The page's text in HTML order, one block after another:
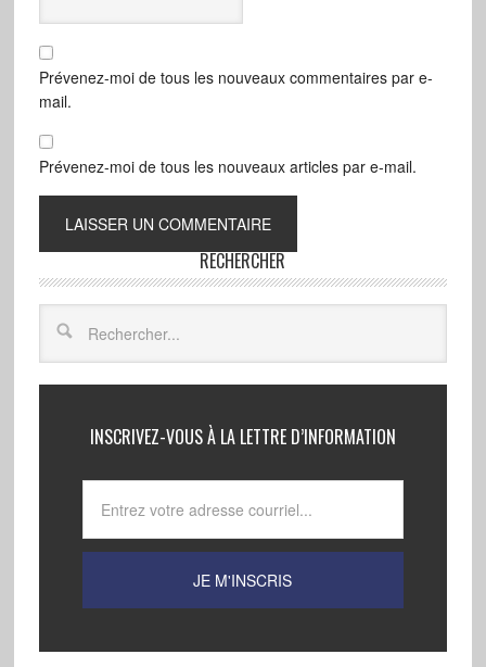
Prévenez-moi de tous les nouveaux commentaires par e-
mail.
Prévenez-moi de tous les nouveaux articles par e-mail.
RECHERCHER
INSCRIVEZ-VOUS À LA LETTRE D’INFORMATION